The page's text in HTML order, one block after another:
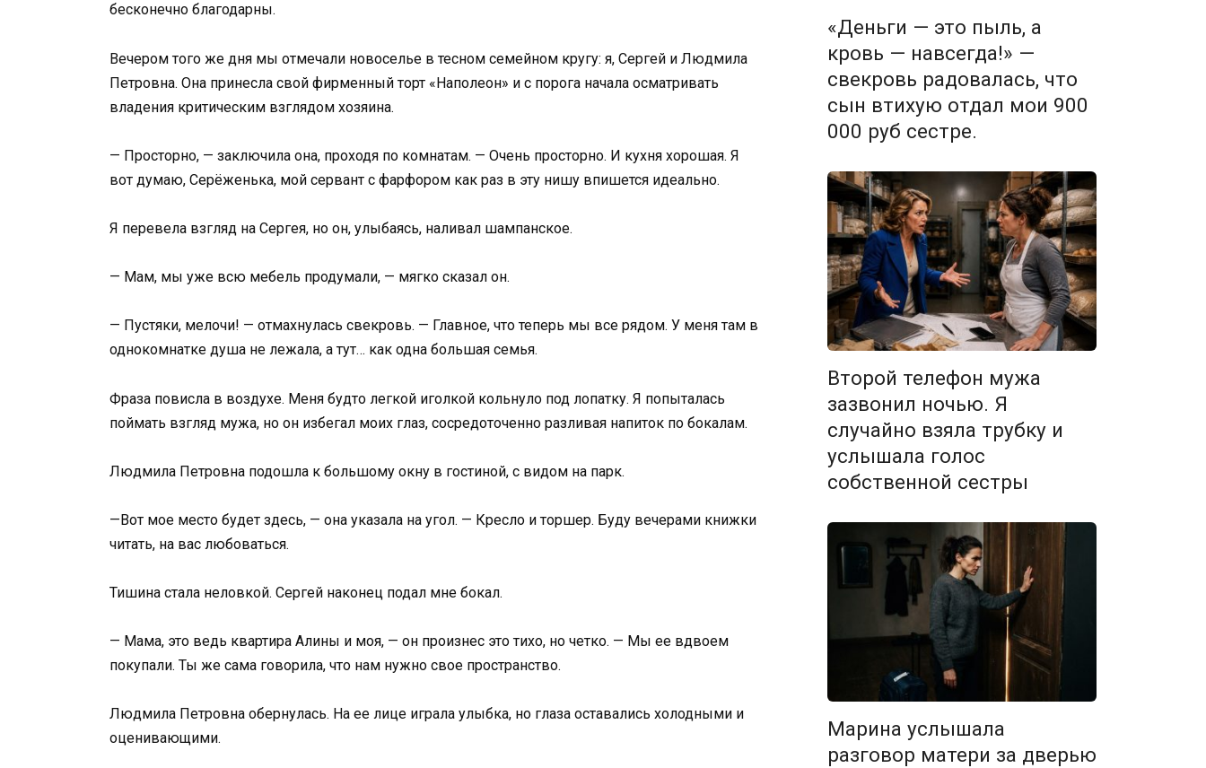
бесконечно благодарны.
Вечером того же дня мы отмечали новоселье в тесном семейном кругу: я, Сергей и Людмила
Петровна. Она принесла свой фирменный торт «Наполеон» и с порога начала осматривать
владения критическим взглядом хозяина.
— Просторно, — заключила она, проходя по комнатам. — Очень просторно. И кухня хорошая. Я
вот думаю, Серёженька, мой сервант с фарфором как раз в эту нишу впишется идеально.
Я перевела взгляд на Сергея, но он, улыбаясь, наливал шампанское.
— Мам, мы уже всю мебель продумали, — мягко сказал он.
— Пустяки, мелочи! — отмахнулась свекровь. — Главное, что теперь мы все рядом. У меня там в
однокомнатке душа не лежала, а тут… как одна большая семья.
Фраза повисла в воздухе. Меня будто легкой иголкой кольнуло под лопатку. Я попыталась
поймать взгляд мужа, но он избегал моих глаз, сосредоточенно разливая напиток по бокалам.
Людмила Петровна подошла к большому окну в гостиной, с видом на парк.
—Вот мое место будет здесь, — она указала на угол. — Кресло и торшер. Буду вечерами книжки
читать, на вас любоваться.
Тишина стала неловкой. Сергей наконец подал мне бокал.
— Мама, это ведь квартира Алины и моя, — он произнес это тихо, но четко. — Мы ее вдвоем
покупали. Ты же сама говорила, что нам нужно свое пространство.
Людмила Петровна обернулась. На ее лице играла улыбка, но глаза оставались холодными и
оценивающими.
«Деньги — это пыль, а
кровь — навсегда!» —
свекровь радовалась, что
сын втихую отдал мои 900
000 руб сестре.
Второй телефон мужа
зазвонил ночью. Я
случайно взяла трубку и
услышала голос
собственной сестры
Марина услышала
разговор матери за дверью